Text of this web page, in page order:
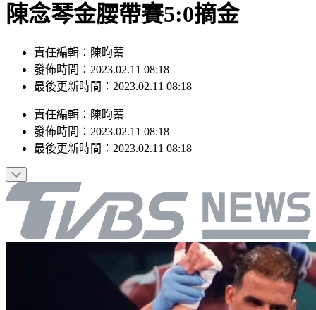
陳念琴金腰帶賽5:0摘金
責任編輯：陳昫蓁
發佈時間：2023.02.11 08:18
最後更新時間：2023.02.11 08:18
責任編輯 ： 陳昫蓁
發佈時間： 2023.02.11 08:18
最後更新時間： 2023.02.11 08:18